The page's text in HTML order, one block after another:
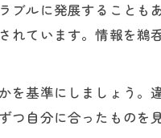
ント
アルな発想転換
の成長と課題解決
ルに発展すること
ています。情報を
基準にしましょう
つ自分に合ったものを